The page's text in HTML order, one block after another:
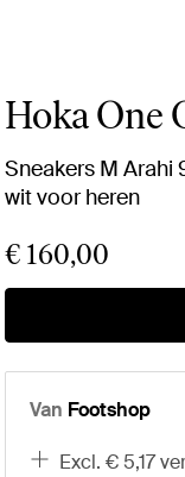
Hoka One
Sneakers M Arahi
wit voor heren
€ 160,00
Van Footshop
excl. € 5,17 verzendkosten (gratis verzending